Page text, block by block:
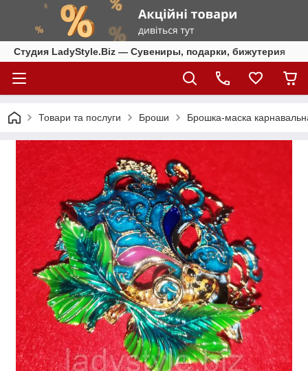
Студия LadyStyle.Biz — Сувениры, подарки, бижутерия
Товари та послуги Броши Брошка-маска